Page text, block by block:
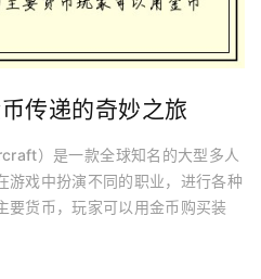
传递的奇妙之旅
）是一款全球知名的大型多人
游戏中扮演不同的职业，进行各种
要货币，玩家可以用金币购买装